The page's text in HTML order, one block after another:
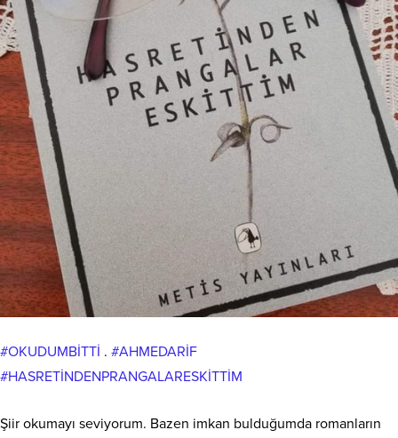
#OKUDUMBİTTİ . #AHMEDARİF
#HASRETİNDENPRANGALARESKİTTİM
Şiir okumayı seviyorum. Bazen imkan bulduğumda romanların